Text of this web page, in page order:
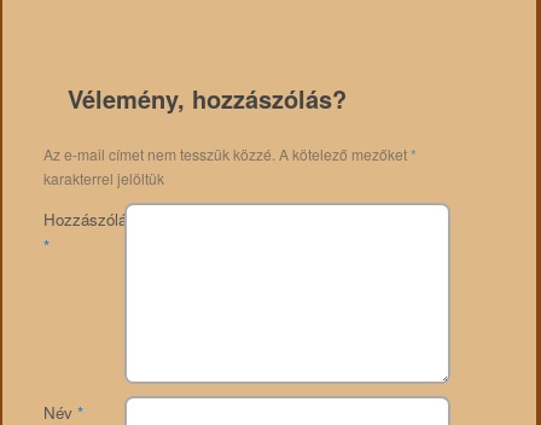
Vélemény, hozzászólás?
Az e-mail címet nem tesszük közzé. A kötelező mezőket*
karakterrel jelöltük
Hozzászólás
*
Név *